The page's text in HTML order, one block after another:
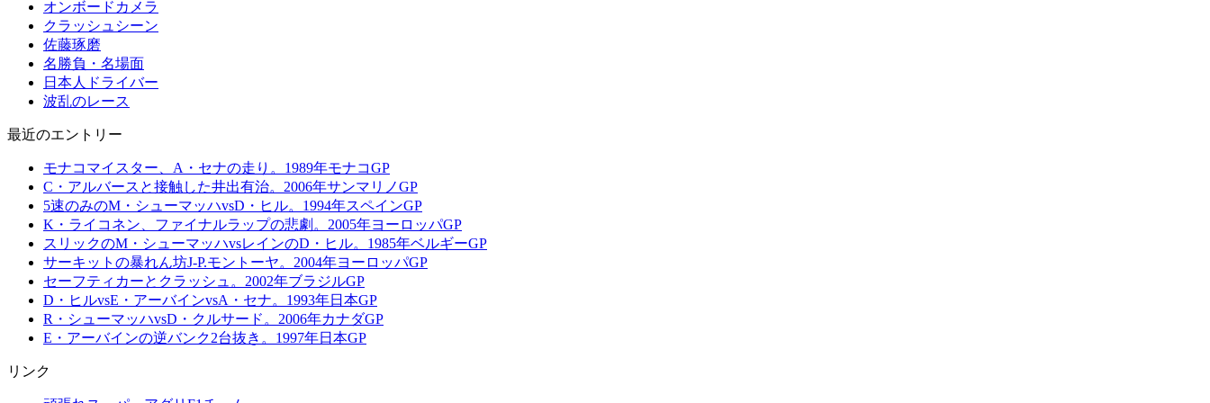
オンボードカメラ
クラッシュシーン
佐藤琢磨
名勝負・名場面
日本人ドライバー
波乱のレース
最近のエントリー
モナコマイスター、A・セナの走り。1989年モナコGP
C・アルバースと接触した井出有治。2006年サンマリノGP
5速のみのM・シューマッハvsD・ヒル。1994年スペインGP
K・ライコネン、ファイナルラップの悲劇。2005年ヨーロッパGP
スリックのM・シューマッハvsレインのD・ヒル。1985年ベルギーGP
サーキットの暴れん坊J-P.モントーヤ。2004年ヨーロッパGP
セーフティカーとクラッシュ。2002年ブラジルGP
D・ヒルvsE・アーバインvsA・セナ。1993年日本GP
R・シューマッハvsD・クルサード。2006年カナダGP
E・アーバインの逆バンク2台抜き。1997年日本GP
リンク